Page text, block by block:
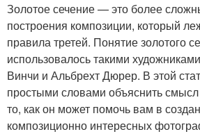
Золотое сечение — это более
построения композиции, который
правила третей. Понятие золотого
использовалось такими
Винчи и Альбрехт Дюрер. В этой
простыми словами объяснить смысл
то, как он может помочь вам в
композиционно интересных